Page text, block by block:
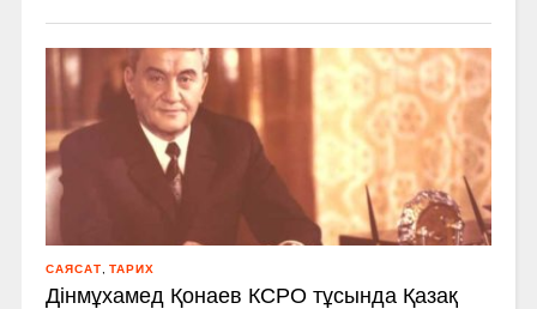
САЯСАТ ТАРИХ
Дінмұхамед Қонаев КСРО тұсында Қазақ